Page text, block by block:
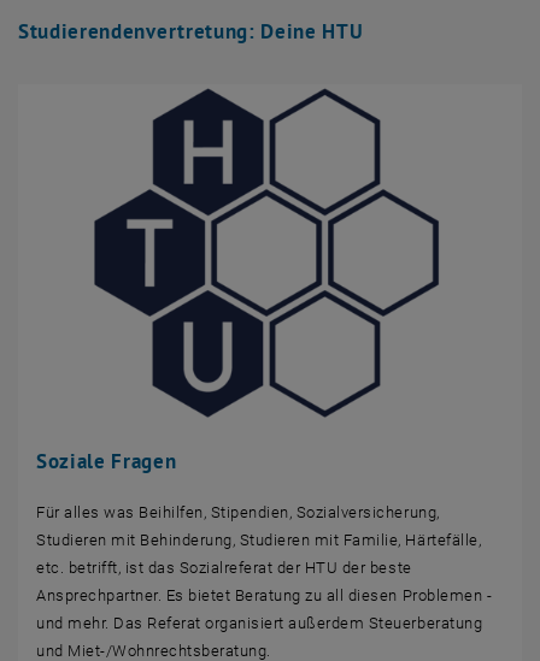
Studierendenvertretung: Deine HTU
Soziale Fragen
Für alles was Beihilfen, Stipendien, Sozialversicherung,
Studieren mit Behinderung, Studieren mit Familie, Härtefälle,
etc. betrifft, ist das Sozialreferat der HTU der beste
Ansprechpartner. Es bietet Beratung zu all diesen Problemen -
und mehr. Das Referat organisiert außerdem Steuerberatung
und Miet-/Wohnrechtsberatung.